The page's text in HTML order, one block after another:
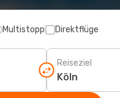
Multistopp Direktflüge
Reiseziel